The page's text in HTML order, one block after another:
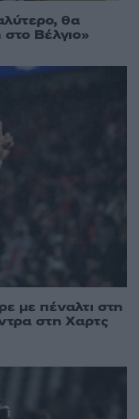
θα
Βέλγιο»
με πέναλτι στη
στη Χαρτς